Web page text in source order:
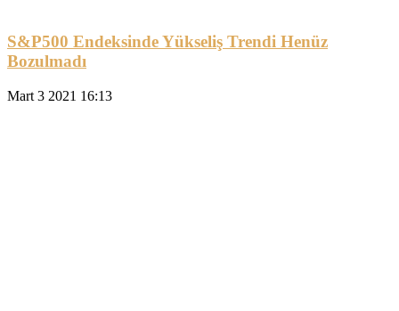
S&P500 Endeksinde Yükseliş Trendi Henüz
Bozulmadı
Mart 3 2021 16:13